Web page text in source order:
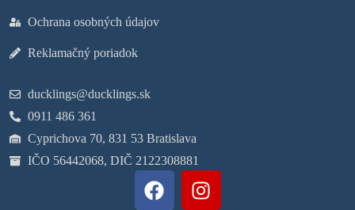
Ochrana osobných údajov
Reklamačný poriadok
ducklings@ducklings.sk
0911 486 361
Cyprichova 70, 831 53 Bratislava
IČO 56442068, DIČ 2122308881